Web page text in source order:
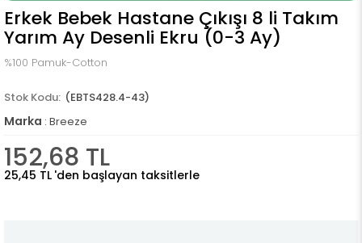
Erkek Bebek Hastane Çıkışı 8 li Takım
Yarım Ay Desenli Ekru (0-3 Ay)
%100 Pamuk-Cotton
(EBTS428.4-43)
Marka : Breeze
152,68 TL
25,45 TL 'den başlayan taksitlerle